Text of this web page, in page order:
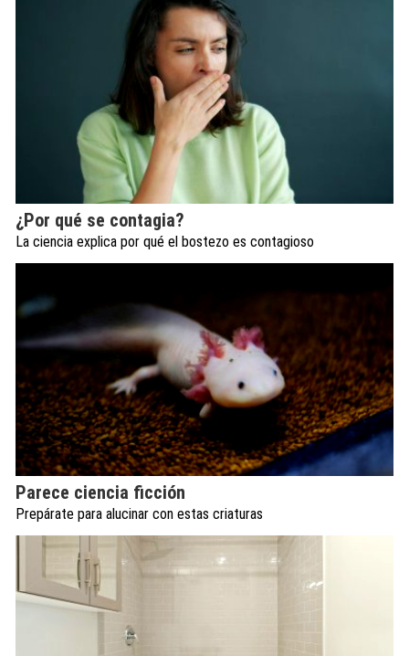
¿Por qué se contagia?
La ciencia explica por qué el bostezo es contagioso
Parece ciencia ficción
Prepárate para alucinar con estas criaturas